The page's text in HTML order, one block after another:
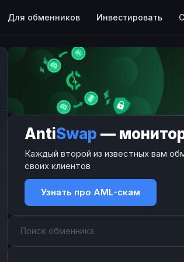
Для обменников Инвестировать
AntiSwap —
Каждый второй из известных вам
своих клиентов
Узнать про AML-скам